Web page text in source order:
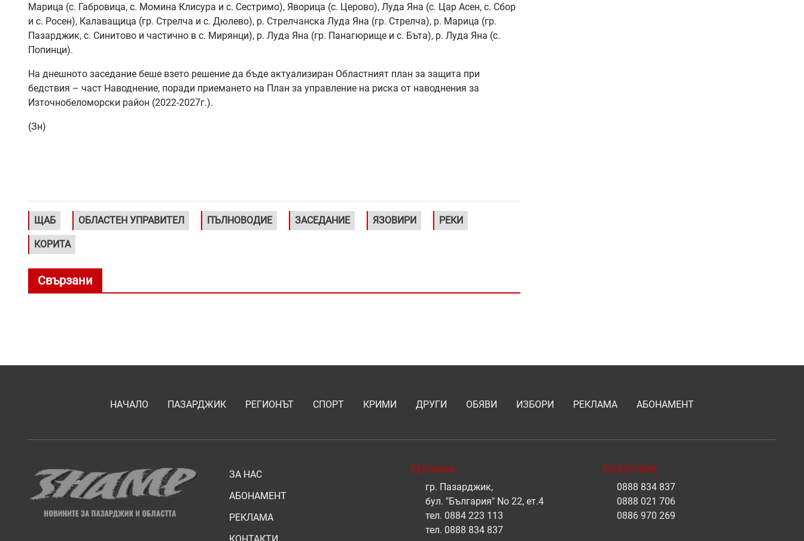
Марица (с. Габровица, с. Момина Клисура и с. Сестримо), Яворица (с. Церово), Луда Яна (с. Цар Асен, с. Сбор
и с. Росен), Калаващица (гр. Стрелча и с. Дюлево), р. Стрелчанска Луда Яна (гр. Стрелча), р. Марица (гр.
Пазарджик, с. Синитово и частично в с. Мирянци), р. Луда Яна (гр. Панагюрище и с. Бъта), р. Луда Яна (с.
Попинци).
На днешното заседание беше взето решение да бъде актуализиран Областният план за защита при
бедствия – част Наводнение, поради приемането на План за управление на риска от наводнения за
Източнобеломорски район (2022-2027г.).
(Зн)
ЩАБ ОБЛАСТЕН УПРАВИТЕЛ ПЪЛНОВОДИЕ ЗАСЕДАНИЕ ЯЗОВИРИ РЕКИ
КОРИТА
Свързани
НАЧАЛО ПАЗАРДЖИК РЕГИОНЪТ СПОРТ КРИМИ ДРУГИ ОБЯВИ ИЗБОРИ РЕКЛАМА АБОНАМЕНТ
ЗА НАС
АБОНАМЕНТ
РЕКЛАМА
РЕКЛАМА
гр. Пазарджик,
бул. "България" No 22, ет.4
тел. 0884 223 113
тел. 0888 834 837
РЕПОРТЕРИ
0888 834 837
0888 021 706
0886 970 269